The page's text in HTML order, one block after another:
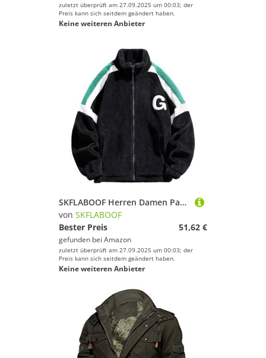
zuletzt überprüft am 27.09.2025 um 00:03; der
Preis kann sich seitdem geändert haben.
Keine weiteren Anbieter
SKFLABOOF Herren Damen Patchwork Stehkragen Teddy Jacke 2025 Sherpa Fleecejacke Aesthetic Stuff Y2K Clothes Winter Warm Teddyfleece Jacken Mantel
von SKFLABOOF
Bester Preis
51,62 €
gefunden bei Amazon
zuletzt überprüft am 27.09.2025 um 00:03; der
Preis kann sich seitdem geändert haben.
Keine weiteren Anbieter